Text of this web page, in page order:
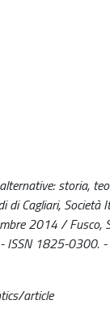
storia,
di Cagliari, Società
2014 / Fusco,
- ISSN 1825-0300.
article